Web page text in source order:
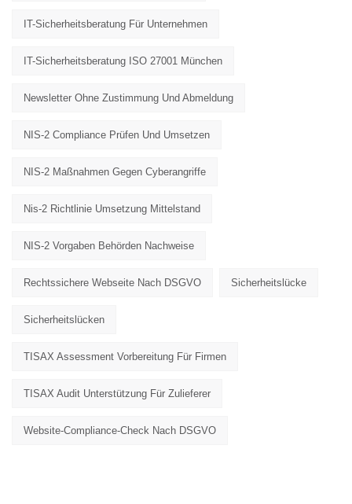
IT-Sicherheitsberatung Für Unternehmen
IT-Sicherheitsberatung ISO 27001 München
Newsletter Ohne Zustimmung Und Abmeldung
NIS-2 Compliance Prüfen Und Umsetzen
NIS-2 Maßnahmen Gegen Cyberangriffe
Nis-2 Richtlinie Umsetzung Mittelstand
NIS-2 Vorgaben Behörden Nachweise
Rechtssichere Webseite Nach DSGVO Sicherheitslücke
Sicherheitslücken
TISAX Assessment Vorbereitung Für Firmen
TISAX Audit Unterstützung Für Zulieferer
Website-Compliance-Check Nach DSGVO